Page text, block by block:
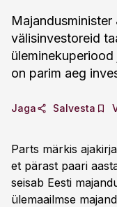
välisinvestoreid
on parim aeg
Jaga Salvesta
Parts märkis
et pärast paari
seisab Eesti
ülemaailmse